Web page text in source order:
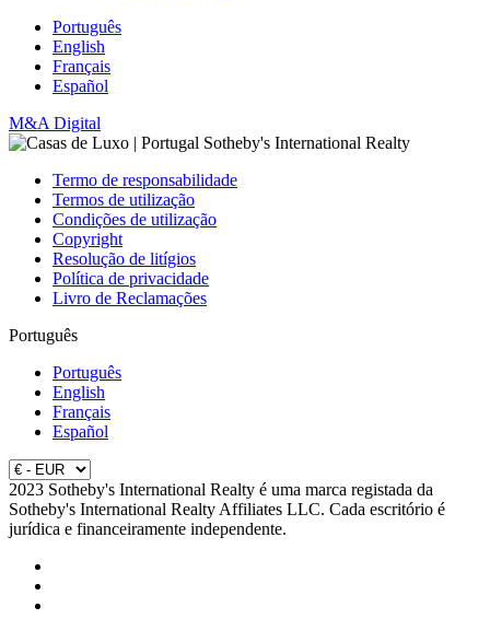
Português
English
Français
Español
M&A Digital
Termo de responsabilidade
Termos de utilização
Condições de utilização
Copyright
Resolução de litígios
Política de privacidade
Livro de Reclamações
Português
Português
English
Français
Español
2023 Sotheby's International Realty é uma marca registada da
Sotheby's International Realty Affiliates LLC. Cada escritório é
jurídica e financeiramente independente.